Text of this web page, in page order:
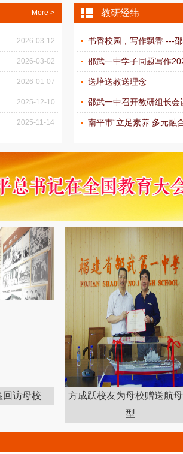
More >
2026-03-12
2026-03-02
2026-01-07
2025-12-10
2025-11-14
教研经纬
书香校园，写作飘香 ---
邵武一中学子同题写作
送培送教送理念
邵武一中召开教研组长会
南平市“立足素养 多元融
校
方成跃校友为母校赠送航母模